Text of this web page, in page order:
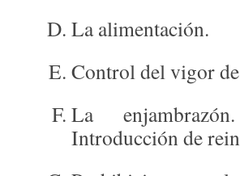
La alimentación.
Control del vigor
La
Introducción de